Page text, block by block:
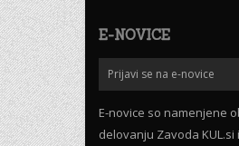
E-NOVICE
E-novice so namenjene
delovanju Zavoda KUL.si